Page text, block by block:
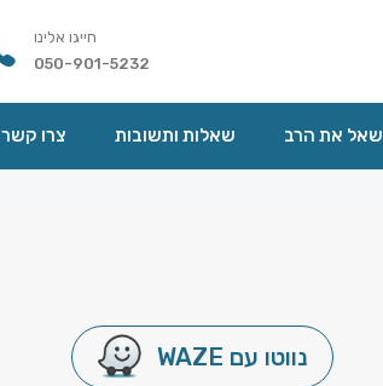
חייגו אלינו
050-901-5232
שאל את הרב שאלות ותשובות צרו קשר
נווטו עם WAZE